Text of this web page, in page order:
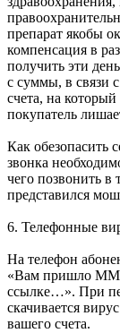
препарат якобы
компенсация в
получить эти
с суммы, в связи
счета, на
покупатель
Как обезопасить
звонка
чего позвонить в
представился
6. Телефонные
На телефон
«Вам пришло
ссылке…». При
скачивается
вашего счета.